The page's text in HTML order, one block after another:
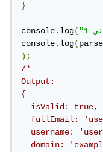
}
console.log(
console.log(
);
/*
Output:
{
  isValid: true,
  fullEmail: 'user.name@example.com',
  username: 'user.name',
  domain: 'example.com'